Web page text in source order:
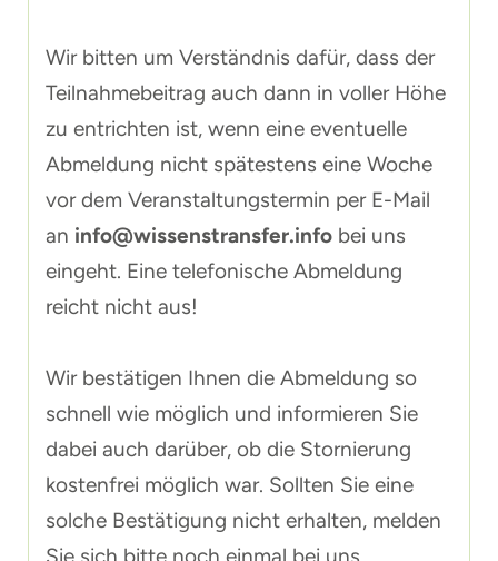
Wir bitten um Verständnis dafür, dass der
Teilnahmebeitrag auch dann in voller Höhe
zu entrichten ist, wenn eine eventuelle
Abmeldung nicht spätestens eine Woche
vor dem Veranstaltungstermin per E-Mail
an info@wissenstransfer.info bei uns
eingeht. Eine telefonische Abmeldung
reicht nicht aus!
Wir bestätigen Ihnen die Abmeldung so
schnell wie möglich und informieren Sie
dabei auch darüber, ob die Stornierung
kostenfrei möglich war. Sollten Sie eine
solche Bestätigung nicht erhalten, melden
Sie sich bitte noch einmal bei uns.